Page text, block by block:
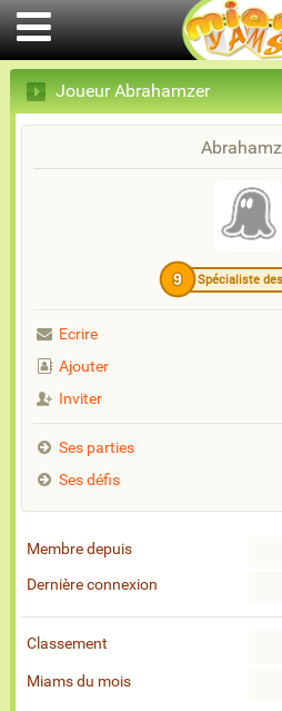
Joueur Abrahamzer
9 Spécialiste
Ecrire
Ajouter
Inviter
Ses parties
Ses défis
Membre depuis
Dernière connexion
Classement
Miams du mois